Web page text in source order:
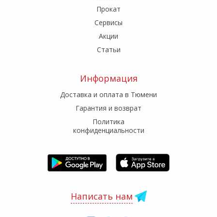
Прокат
Сервисы
Акции
Статьи
Информация
Доставка и оплата в Тюмени
Гарантия и возврат
Политика
конфиденциальности
Написать нам